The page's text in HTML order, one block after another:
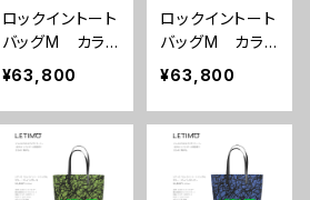
ロックイントート
バッグM カラ
ー/センスブラッ
ク ■配送まで
約１か月
¥63,800
ロックイントート
バッグM カラ
ー/センスブル
ー ■配送まで
約１か月
¥63,800